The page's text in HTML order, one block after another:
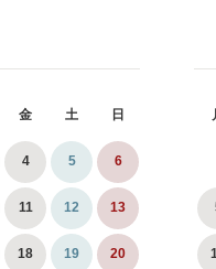
金 土 日
4 5 6
11 12 13
18 19 20